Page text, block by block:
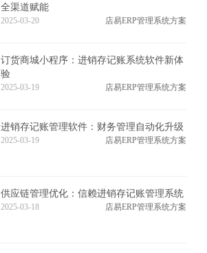
全渠道赋能
2025-03-20 店易ERP管理系统方案
订货商城小程序：进销存记账系统软件新体
验
2025-03-19 店易ERP管理系统方案
进销存记账管理软件：财务管理自动化升级
2025-03-19 店易ERP管理系统方案
供应链管理优化：信赖进销存记账管理系统
2025-03-18 店易ERP管理系统方案